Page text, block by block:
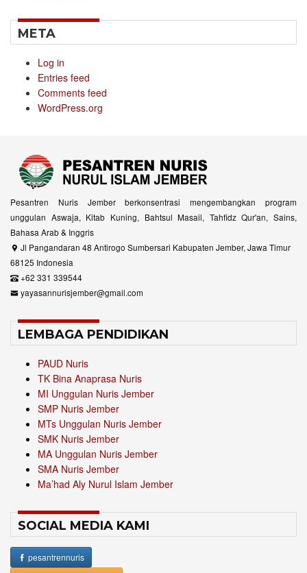
META
Log in
Entries feed
Comments feed
WordPress.org
Pesantren Nuris Jember berkonsentrasi mengembangkan program
unggulan Aswaja, Kitab Kuning, Bahtsul Masail, Tahfidz Qur'an, Sains,
Bahasa Arab & Inggris
Jl Pangandaran 48 Antirogo Sumbersari Kabupaten Jember, Jawa Timur
68125 Indonesia
+62 331 339544
yayasannurisjember@gmail.com
LEMBAGA PENDIDIKAN
PAUD Nuris
TK Bina Anaprasa Nuris
MI Unggulan Nuris Jember
SMP Nuris Jember
MTs Unggulan Nuris Jember
SMK Nuris Jember
MA Unggulan Nuris Jember
SMA Nuris Jember
Ma’had Aly Nurul Islam Jember
SOCIAL MEDIA KAMI
pesantrennuris